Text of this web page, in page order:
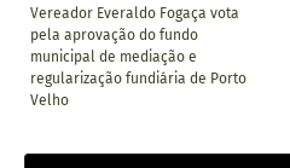
Vereador Everaldo Fogaça vota
pela aprovação do fundo
municipal de mediação e
regularização fundiária de Porto
Velho